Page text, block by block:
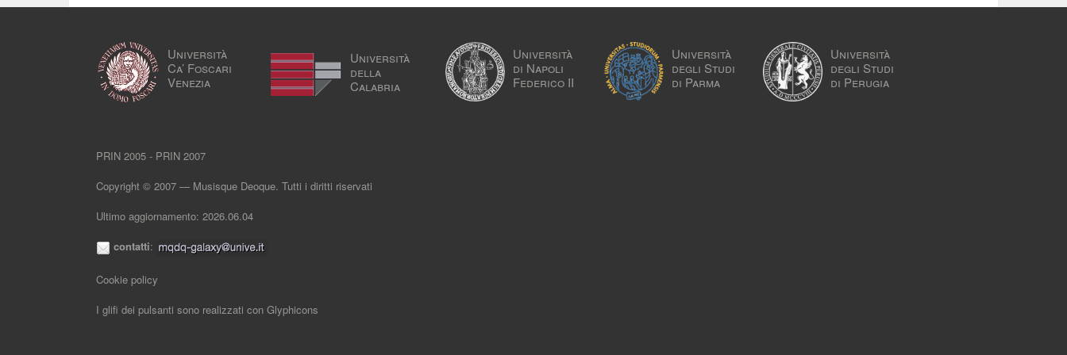
Università
Ca’ Foscari
Venezia
Università
della
Calabria
Università
di Napoli
Federico II
Università
degli Studi
di Parma
Università
degli Studi
di Perugia
PRIN 2005 - PRIN 2007
Copyright © 2007 — Musisque Deoque. Tutti i diritti riservati
Ultimo aggiornamento: 2026.06.04
contatti:
Cookie policy
I glifi dei pulsanti sono realizzati con Glyphicons